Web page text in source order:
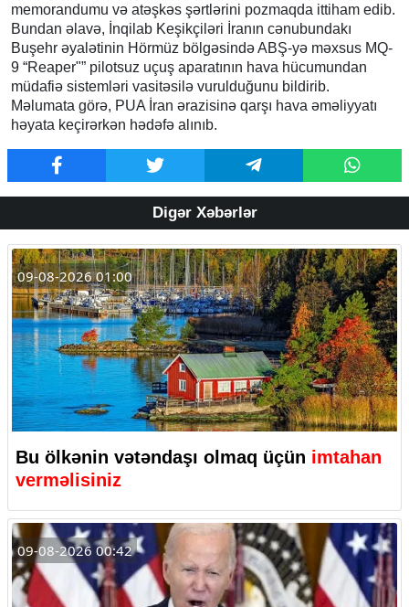
memorandumu və atəşkəs şərtlərini pozmaqda ittiham edib.
Bundan əlavə, İnqilab Keşikçiləri İranın cənubundakı
Buşehr əyalətinin Hörmüz bölgəsində ABŞ-yə məxsus MQ-
9 “Reaper"” pilotsuz uçuş aparatının hava hücumundan
müdafiə sistemləri vasitəsilə vurulduğunu bildirib.
Məlumata görə, PUA İran ərazisinə qarşı hava əməliyyatı
həyata keçirərkən hədəfə alınıb.
Digər Xəbərlər
09-08-2026 01:00
Bu ölkənin vətəndaşı olmaq üçün imtahan
verməlisiniz
09-08-2026 00:42